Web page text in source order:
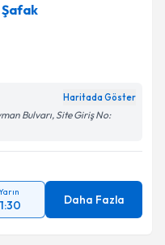
Şafak
Bulvarı, Site Giriş No:
Daha Fazla